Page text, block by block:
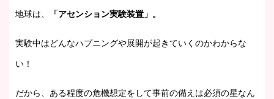
地球は、 「アセンション実験装置」。
実験中はどんなハプニングや展開が起きていくのかわからな
い！
だから、ある程度の危機想定をして事前の備えは必須の星なん